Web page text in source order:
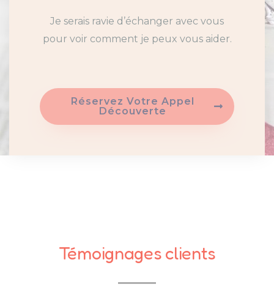
Je serais ravie d’échanger avec vous
pour voir comment je peux vous aider.
Réservez Votre Appel
Découverte
Témoignages clients